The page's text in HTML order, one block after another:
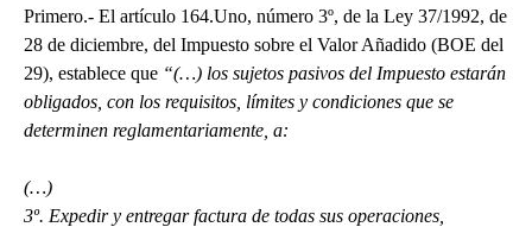
Primero.- El artículo 164.Uno, número 3º, de la Ley 37/1992, de
28 de diciembre, del Impuesto sobre el Valor Añadido (BOE del
29), establece que “(…) los sujetos pasivos del Impuesto estarán
obligados, con los requisitos, límites y condiciones que se
determinen reglamentariamente, a:
(…)
3º. Expedir y entregar factura de todas sus operaciones,